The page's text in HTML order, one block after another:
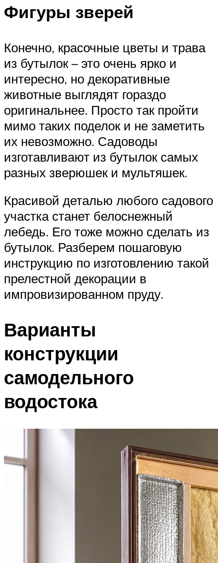
Фигуры зверей
Конечно, красочные цветы и трава
из бутылок – это очень ярко и
интересно, но декоративные
животные выглядят гораздо
оригинальнее. Просто так пройти
мимо таких поделок и не заметить
их невозможно. Садоводы
изготавливают из бутылок самых
разных зверюшек и мультяшек.
Красивой деталью любого садового
участка станет белоснежный
лебедь. Его тоже можно сделать из
бутылок. Разберем пошаговую
инструкцию по изготовлению такой
прелестной декорации в
импровизированном пруду.
Варианты
конструкции
самодельного
водостока